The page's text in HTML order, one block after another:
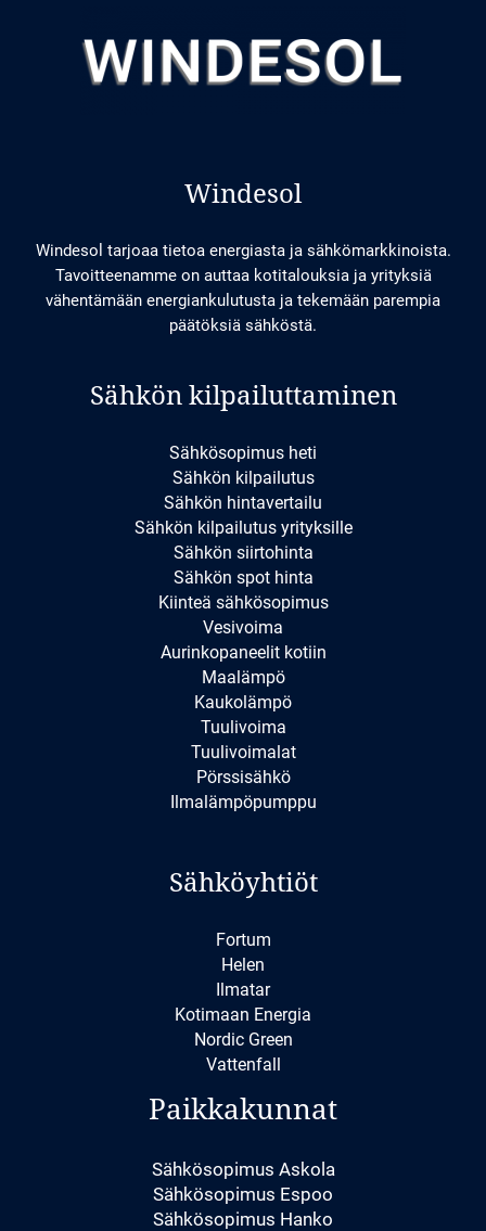
Windesol
Windesol tarjoaa tietoa energiasta ja sähkömarkkinoista.
Tavoitteenamme on auttaa kotitalouksia ja yrityksiä
vähentämään energiankulutusta ja tekemään parempia
päätöksiä sähköstä.
Sähkön kilpailuttaminen
Sähkösopimus heti
Sähkön kilpailutus
Sähkön hintavertailu
Sähkön kilpailutus yrityksille
Sähkön siirtohinta
Sähkön spot hinta
Kiinteä sähkösopimus
Vesivoima
Aurinkopaneelit kotiin
Maalämpö
Kaukolämpö
Tuulivoima
Tuulivoimalat
Pörssisähkö
Ilmalämpöpumppu
Sähköyhtiöt
Fortum
Helen
Ilmatar
Kotimaan Energia
Nordic Green
Vattenfall
Paikkakunnat
Sähkösopimus Askola
Sähkösopimus Espoo
Sähkösopimus Hanko